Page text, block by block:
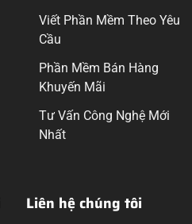
Viết Phần Mềm Theo Yêu
Cầu
Phần Mềm Bán Hàng
Khuyến Mãi
Tư Vấn Công Nghệ Mới
Nhất
Liên hệ chúng tôi